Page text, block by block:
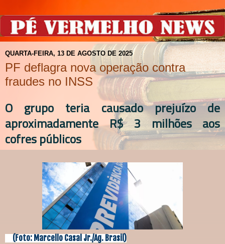
QUARTA-FEIRA, 13 DE AGOSTO DE 2025
PF deflagra nova operação contra
fraudes no INSS
O grupo teria causado prejuízo de
aproximadamente R$ 3 milhões aos
cofres públicos
(Foto: Marcello Casal Jr./Ag. Brasil)